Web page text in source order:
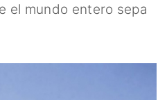
el mundo entero sepa